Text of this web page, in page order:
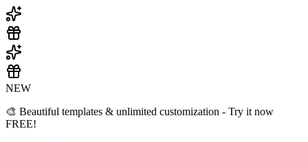
NEW
🎨 Beautiful templates & unlimited customization - Try it now
FREE!